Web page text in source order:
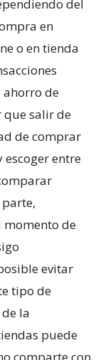
del
en
o en tienda
ahorro de
que salir de
de comprar
entre
momento de
evitar
tipo de
la
puede